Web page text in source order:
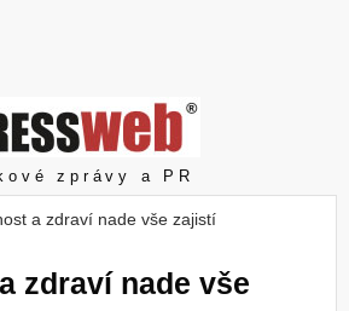
zprávy a PR
a zdraví nade vše zajistí
zdraví nade vše